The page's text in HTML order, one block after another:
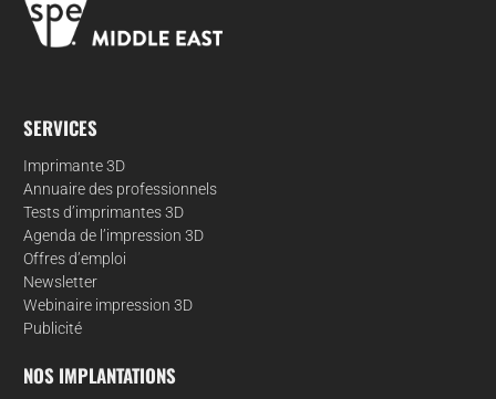
SERVICES
Imprimante 3D
Annuaire des professionnels
Tests d’imprimantes 3D
Agenda de l’impression 3D
Offres d’emploi
Newsletter
Webinaire impression 3D
Publicité
NOS IMPLANTATIONS